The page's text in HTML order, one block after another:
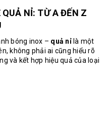
QUẢ NỈ: TỪ A ĐẾN Z
bóng inox – quả nỉlà một
không phải ai cũng hiểu rõ
và kết hợp hiệu quả của loại